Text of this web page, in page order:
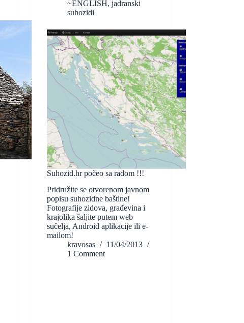
~ENGLISH, jadranski
suhozidi
Suhozid.hr počeo sa radom !!!
Pridružite se otvorenom javnom
popisu suhozidne baštine!
Fotografije zidova, građevina i
krajolika šaljite putem web
sučelja, Android aplikacije ili e-
mailom!
kravosas
11/04/2013
1 Comment